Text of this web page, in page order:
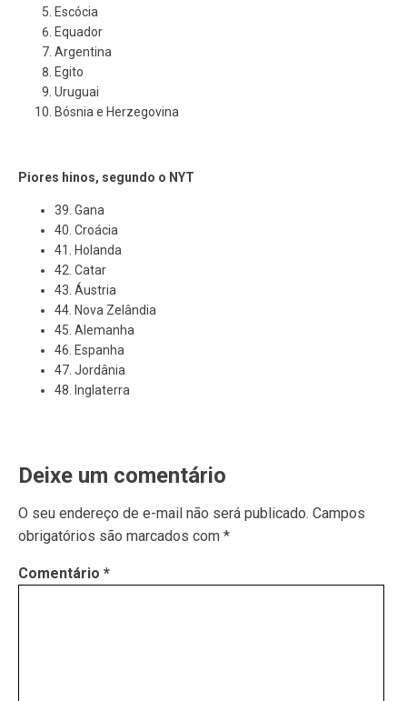
Escócia
Equador
Argentina
Egito
Uruguai
Bósnia e Herzegovina
Piores hinos, segundo o NYT
39. Gana
40. Croácia
41. Holanda
42. Catar
43. Áustria
44. Nova Zelândia
45. Alemanha
46. Espanha
47. Jordânia
48. Inglaterra
Deixe um comentário
O seu endereço de e-mail não será publicado. Campos
obrigatórios são marcados com *
Comentário *